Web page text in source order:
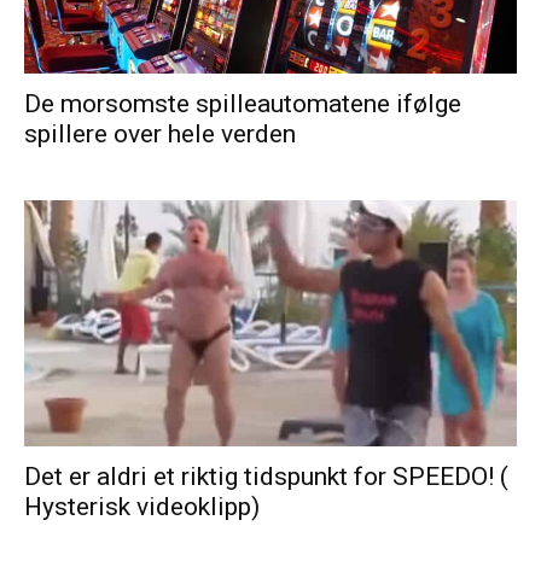
De morsomste spilleautomatene ifølge
spillere over hele verden
Det er aldri et riktig tidspunkt for SPEEDO! (
Hysterisk videoklipp)